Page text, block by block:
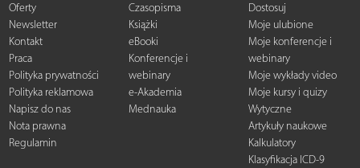
Oferty
Newsletter
Kontakt
Praca
Polityka prywatności
Polityka reklamowa
Napisz do nas
Nota prawna
Regulamin
Czasopisma
Książki
eBooki
Konferencje i
webinary
e-Akademia
Mednauka
Dostosuj
Moje ulubione
Moje konferencje i
webinary
Moje wykłady video
Moje kursy i quizy
Wytyczne
Artykuły naukowe
Kalkulatory
Klasyfikacja ICD-9